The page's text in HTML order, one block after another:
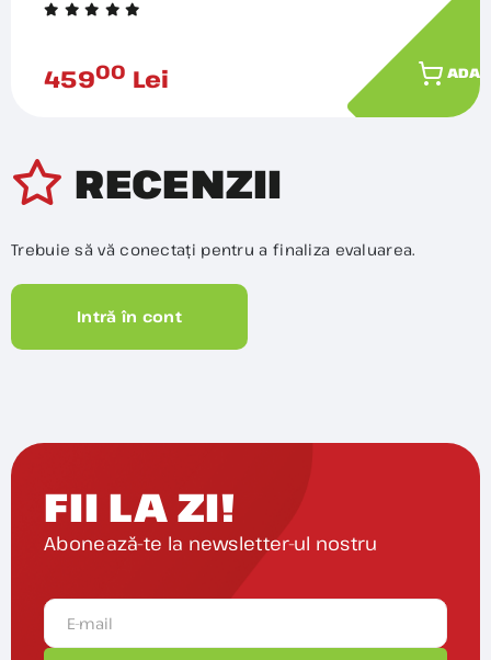
45900 Lei
RECENZII
Trebuie să vă conectați pentru a finaliza evaluarea.
Intră în cont
FII LA ZI!
Abonează-te la newsletter-ul nostru